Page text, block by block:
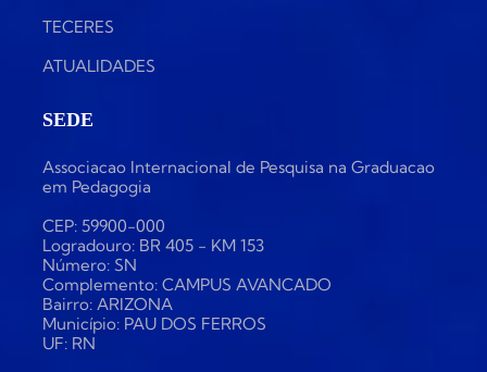
TECERES
ATUALIDADES
SEDE
Associacao Internacional de Pesquisa na Graduacao
em Pedagogia
CEP: 59900-000
Logradouro: BR 405 - KM 153
Número: SN
Complemento: CAMPUS AVANCADO
Bairro: ARIZONA
Município: PAU DOS FERROS
UF: RN